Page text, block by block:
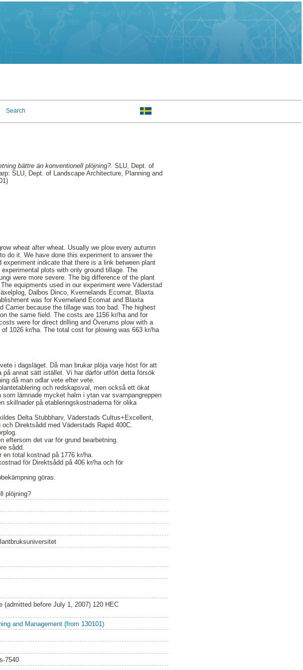
Search
bättre än konventionell plöjning?. SLU, Dept. of
SLU, Dept. of Landscape Architecture, Planning and
wheat after wheat. Usually we plow every autumn
do it. We have done this experiment to answer the
indicate that there is a link between plant
plots with only ground tillage. The
were more severe. The big difference of the plant
equipments used in our experiment were Väderstad
Dalbos Dinco, Kvernelands Ecomat, Blaxta
was for Kverneland Ecomat and Blaxta
Carrier because the tillage was too bad. The highest
the same field. The costs are 1156 kr/ha and for
were for direct drilling and Överums plow with a
1026 kr/ha. The total cost for plowing was 663 kr/ha
i dagsläget. Då man brukar plöja varje höst för att
annat sätt istället. Vi har därför utfört detta försök
då man odlar vete efter vete.
och redskapsval, men också ett ökat
lämnade mycket halm i ytan var svampangreppen
skillnader på etableringskostnaderna för olika
Delta Stubbharv, Väderstads Cultus+Excellent,
Direktsådd med Väderstads Rapid 400C.
eftersom det var för grund bearbetning.
sådd.
total kostnad på 1776 kr/ha.
för Direktsådd på 406 kr/ha och för
göras.
plöjning?
(admitted before July 1, 2007) 120 HEC
and Management (from 130101)
7540